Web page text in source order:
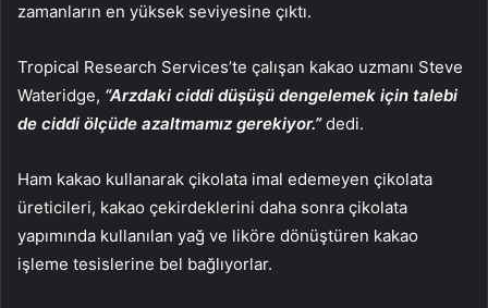
zamanların en yüksek seviyesine çıktı.
Tropical Research Services’te çalışan kakao uzmanı Steve
Wateridge, “Arzdaki ciddi düşüşü dengelemek için talebi
de ciddi ölçüde azaltmamız gerekiyor.”dedi.
Ham kakao kullanarak çikolata imal edemeyen çikolata
üreticileri, kakao çekirdeklerini daha sonra çikolata
yapımında kullanılan yağ ve liköre dönüştüren kakao
işleme tesislerine bel bağlıyorlar.